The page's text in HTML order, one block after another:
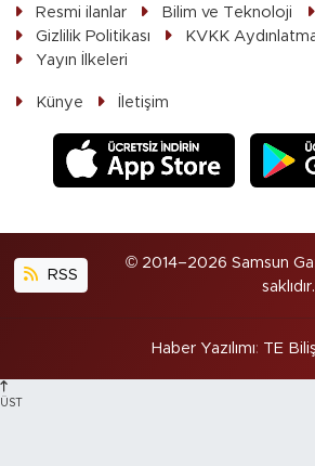
Resmi ilanlar
Bilim ve Teknoloji
Gizlilik Politikası
KVKK
Yayın İlkeleri
Künye İletişim
RSS
© 2014–2026 Samsun
saklıdır.
Haber Yazılımı: TE
ÜST